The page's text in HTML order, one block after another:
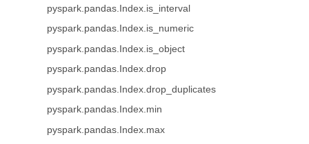
pyspark.pandas.Index.is_interval
pyspark.pandas.Index.is_numeric
pyspark.pandas.Index.is_object
pyspark.pandas.Index.drop
pyspark.pandas.Index.drop_duplicates
pyspark.pandas.Index.min
pyspark.pandas.Index.max